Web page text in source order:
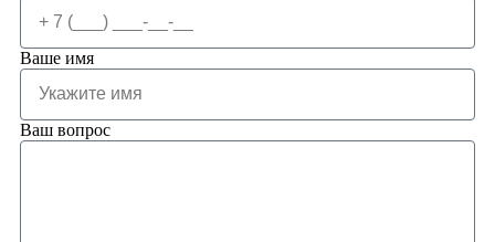
Ваше имя
Ваш вопрос